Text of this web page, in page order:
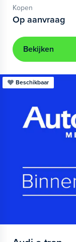
Kopen
Op aanvraag
Bekijken
Beschikbaar